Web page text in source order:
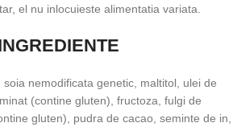
el nu inlocuieste alimentatia variata.
nemodificata genetic, maltitol, ulei de
(contine gluten), fructoza, fulgi de
gluten), pudra de cacao, seminte de in,